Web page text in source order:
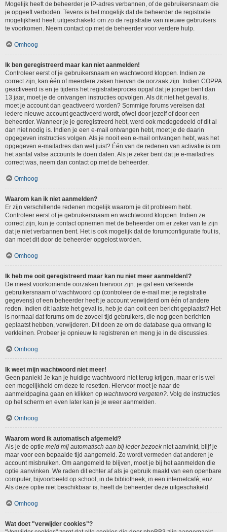
Mogelijk heeft de beheerder je IP-adres verbannen, of de gebruikersnaam die
je opgeeft verboden. Tevens is het mogelijk dat de beheerder de registratie
mogelijkheid heeft uitgeschakeld om zo de registratie van nieuwe gebruikers
te voorkomen. Neem contact op met de beheerder voor verdere hulp.
Omhoog
Ik ben geregistreerd maar kan niet aanmelden!
Controleer eerst of je gebruikersnaam en wachtwoord kloppen. Indien ze
correct zijn, kan één of meerdere zaken hiervan de oorzaak zijn. Indien COPPA
geactiveerd is en je tijdens het registratieproces opgaf dat je jonger bent dan
13 jaar, moet je de ontvangen instructies opvolgen. Als dit niet het geval is,
moet je account dan geactiveerd worden? Sommige forums vereisen dat
iedere nieuwe account geactiveerd wordt, ofwel door jezelf of door een
beheerder. Wanneer je je geregistreerd hebt, werd ook medegedeeld of dit al
dan niet nodig is. Indien je een e-mail ontvangen hebt, moet je de daarin
opgegeven instructies volgen. Als je nooit een e-mail ontvangen hebt, was het
opgegeven e-mailadres dan wel juist? Één van de redenen van activatie is om
het aantal valse accounts te doen dalen. Als je zeker bent dat je e-mailadres
correct was, neem dan contact op met de beheerder.
Omhoog
Waarom kan ik niet aanmelden?
Er zijn verschillende redenen mogelijk waarom je dit probleem hebt.
Controleer eerst of je gebruikersnaam en wachtwoord kloppen. Indien ze
correct zijn, kun je contact opnemen met de beheerder om er zeker van te zijn
dat je niet verbannen bent. Het is ook mogelijk dat de forumconfiguratie fout is,
dan moet dit door de beheerder opgelost worden.
Omhoog
Ik heb me ooit geregistreerd maar kan nu niet meer aanmelden!?
De meest voorkomende oorzaken hiervoor zijn: je gaf een verkeerde
gebruikersnaam of wachtwoord op (controleer de e-mail met je registratie
gegevens) of een beheerder heeft je account verwijderd om één of andere
reden. Indien dit laatste het geval is, heb je dan ooit een bericht geplaatst? Het
is normaal dat forums om de zoveel tijd gebruikers, die nog geen berichten
geplaatst hebben, verwijderen. Dit doen ze om de database qua omvang te
verkleinen. Probeer je opnieuw te registreren en meng je in de discussies.
Omhoog
Ik weet mijn wachtwoord niet meer!
Geen paniek! Je kan je huidige wachtwoord niet terug krijgen, maar er is wel
een mogelijkheid om deze te resetten. Hiervoor moet je naar de
aanmeldpagina gaan en klikken op wachtwoord vergeten?. Volg de instructies
op het scherm en even later kan je je weer aanmelden.
Omhoog
Waarom word ik automatisch afgemeld?
Als je de optie meld mij automatisch aan bij ieder bezoek niet aanvinkt, blijf je
maar voor een bepaalde tijd aangemeld. Zo wordt vermeden dat anderen je
account misbruiken. Om aangemeld te blijven, moet je bij het aanmelden die
optie aanvinken. We raden dit echter af als je gebruik maakt van een openbare
computer, bijvoorbeeld op school, in de bibliotheek, in een internetcafé, enz.
Als deze optie niet beschikbaar is, heeft de beheerder deze uitgeschakeld.
Omhoog
Wat doet "verwijder cookies"?